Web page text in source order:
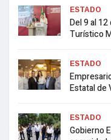
ESTADO
Del 9 al
Turístico
ESTADO
Estatal de
ESTADO
Gobierno